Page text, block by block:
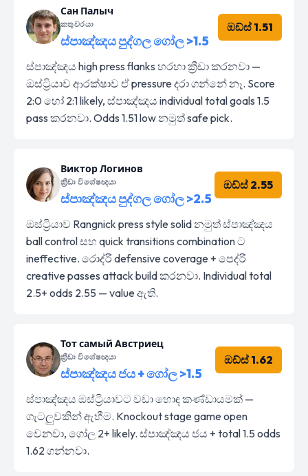
Сан Палыч
කතුවරයා
ස්පාඤ්ඤය පුද්ගල ගෝල >1.5
ඔඩ්ස් 1.51
ස්පාඤ්ඤය high press flanks හරහා ක්‍රීඩා කරනවා —
ඔස්ට්‍රියාව ආරක්ෂාව ඒ pressure දරා ගන්නේ නෑ. Score
2:0 හෝ 2:1 likely, ස්පාඤ්ඤය individual total goals 1.5
pass කරනවා. Odds 1.51 low නමුත් safe pick.
Виктор Логинов
ක්‍රීඩා විශේෂඥයා
ස්පාඤ්ඤය පුද්ගල ගෝල >2.5
ඔඩ්ස් 2.55
ඔස්ට්‍රියාව Rangnick press style solid නමුත් ස්පාඤ්ඤය
ball control සහ quick transitions combination ට
ineffective. රොද්රී defensive coverage + පෙද්රී
creative passes attack build කරනවා. Individual total
2.5+ odds 2.55 — value ඇති.
Тот самый Австриец
ක්‍රීඩා විශේෂඥයා
ස්පාඤ්ඤය ජය + ගෝල >1.5
ඔඩ්ස් 1.62
ස්පාඤ්ඤය ඔස්ට්‍රියාවට වඩා හොඳ කණ්ඩායමක් —
ගැටලුවකින් ඇහීම. Knockout stage game open
වෙනවා, ගෝල 2+ likely. ස්පාඤ්ඤය ජය + total 1.5 odds
1.62 ගන්නවා.